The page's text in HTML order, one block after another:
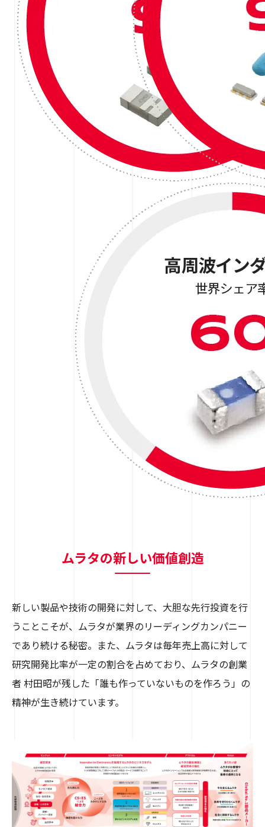
ムラタの新しい価値創造
新しい製品や技術の開発に対して、大胆な先行投資を行
うことこそが、ムラタが業界のリーディングカンパニー
であり続ける秘密。また、ムラタは毎年売上高に対して
研究開発比率が一定の割合を占めており、ムラタの創業
者 村田昭が残した「誰も作っていないものを作ろう」の
精神が生き続けています。